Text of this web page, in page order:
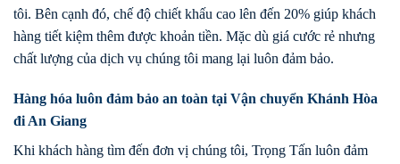
tôi. Bên cạnh đó, chế độ chiết khấu cao lên đến 20% giúp khách
hàng tiết kiệm thêm được khoản tiền. Mặc dù giá cước rẻ nhưng
chất lượng của dịch vụ chúng tôi mang lại luôn đảm bảo.
Hàng hóa luôn đảm bảo an toàn tại Vận chuyển Khánh Hòa
đi An Giang
Khi khách hàng tìm đến đơn vị chúng tôi, Trọng Tấn luôn đảm